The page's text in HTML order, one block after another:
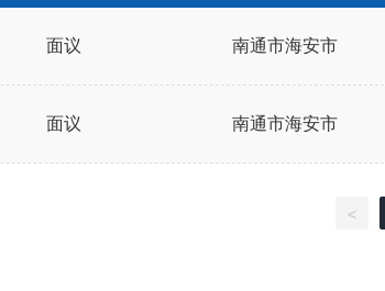
面议 南通市海安市
面议 南通市海安市
<